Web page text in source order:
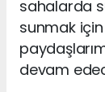
sahalarda
sunmak
devam